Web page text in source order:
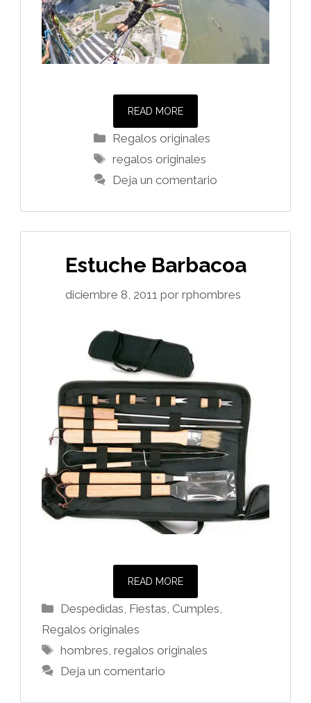
READ MORE
Categorías
Regalos originales
Etiquetas
regalos originales
Deja un comentario
Estuche Barbacoa
diciembre 8, 2011 por rphombres
READ MORE
Categorías
Despedidas, Fiestas, Cumples
Regalos originales
Etiquetas
hombres ,regalos originales
Deja un comentario